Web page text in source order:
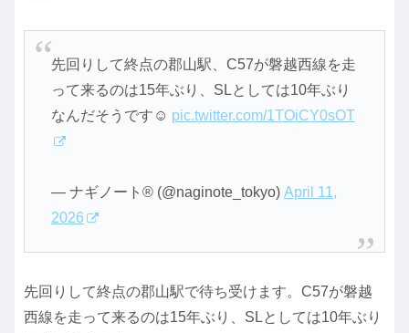
先回りして終点の郡山駅、C57が磐越西線を走
って来るのは15年ぶり、SLとしては10年ぶり
なんだそうです☺ pic.twitter.com/1TOiCY0sOT
— ナギノート®︎ (@naginote_tokyo) April 11,
2026
先回りして終点の郡山駅で待ち受けます。C57が磐越
西線を走って来るのは15年ぶり、SLとしては10年ぶり